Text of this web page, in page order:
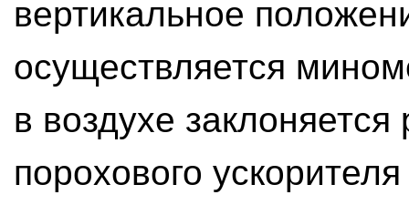
вертикальное
осуществляется
в воздухе
порохового